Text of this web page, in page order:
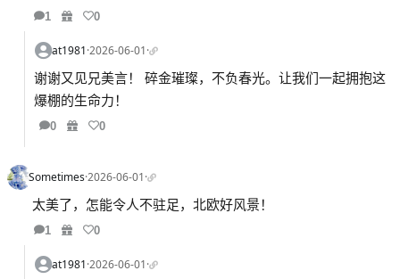
1 0
at1981·2026-06-01·
谢谢又见兄美言！ 碎金璀璨，不负春光。让我们一起拥抱这
爆棚的生命力！
0 0
Sometimes·2026-06-01·
太美了，怎能令人不驻足，北欧好风景！
1 0
at1981·2026-06-01·